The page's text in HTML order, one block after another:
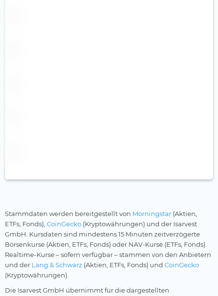
Stammdaten werden bereitgestellt von Morningstar (Aktien,
ETFs, Fonds), CoinGecko (Kryptowährungen) und der Isarvest
GmbH. Kursdaten sind mindestens 15 Minuten zeitverzögerte
Börsenkurse (Aktien, ETFs, Fonds) oder NAV-Kurse (ETFs, Fonds).
Realtime-Kurse – sofern verfügbar – stammen von den Anbietern
und der Lang & Schwarz (Aktien, ETFs, Fonds) und CoinGecko
(Kryptowährungen).
Die Isarvest GmbH übernimmt für die dargestellten